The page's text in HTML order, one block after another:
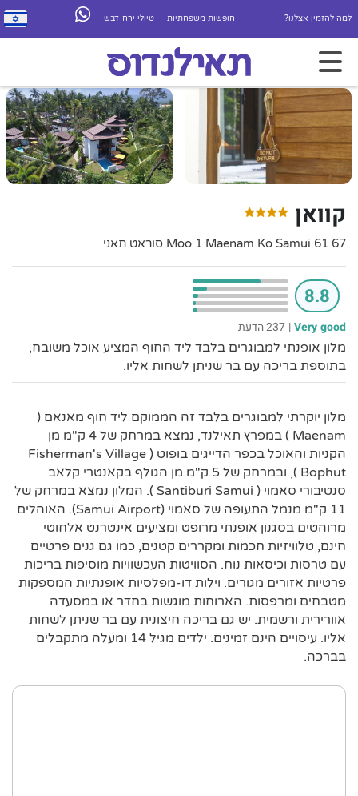
למה להזמין אצלנו? חופשות משפחתיות טיולי ירח דבש
קוואן
67 61 Moo 1 Maenam Ko Samui סוראט תאני
8.8
Very good
| 237 הדעת
מלון אופנתי למבוגרים בלבד ליד החוף המציע אוכל משובח,
בתוספת בריכה עם בר שניתן לשחות אליו.
מלון יוקרתי למבוגרים בלבד זה הממוקם ליד חוף מאנאם (
Maenam ) במפרץ תאילנד, נמצא במרחק של 4 ק"מ מן
הקניות והאוכל בכפר הדייגים בופוט ( Fisherman's Village
Bophut ), ובמרחק של 5 ק"מ מן הגולף בקאנטרי קלאב
סנטיבורי סאמוי ( Santiburi Samui ). המלון נמצא במרחק של
11 ק"מ מנמל התעופה של סאמוי (Samui Airport). האוהלים
מרוהטים בסגנון אופנתי מרופט ומציעים אינטרנט אלחוטי
חינם, טלוויזיות חכמות ומקררים קטנים, כמו גם גנים פרטיים
עם טרסות וכיסאות נוח. הסוויטות העכשוויות מוסיפות בריכות
פרטיות אזורים מגורים. וילות דו-מפלסיות אופנתיות המספקות
מטבחים ומרפסות. הארוחות מוגשות בחדר או במסעדה
אוורירית ורשמית. יש גם בריכה חיצונית עם בר שניתן לשחות
אליו. עיסויים הינם זמינים. ילדים מגיל 14 ומעלה מתקבלים
בברכה.